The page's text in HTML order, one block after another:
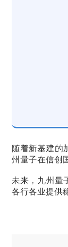
随着新基建的
州量子在信创
未来，九州量
各行各业提供